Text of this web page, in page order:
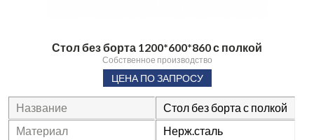
Стол без борта 1200*600*860 с полкой
Собственное производство
ЦЕНА ПО ЗАПРОСУ
Название
Стол без борта с полкой
Материал
Нерж.сталь